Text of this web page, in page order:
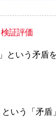
証評価
という矛盾
という「矛